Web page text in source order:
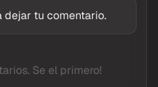
dejar tu comentario.
Se el primero!